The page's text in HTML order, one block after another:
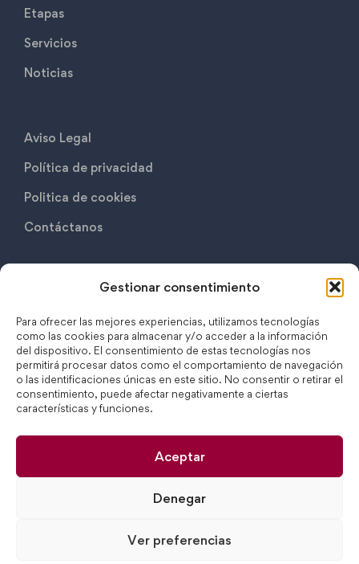
Gestionar consentimiento
Para ofrecer las mejores experiencias, utilizamos tecnologías
como las cookies para almacenar y/o acceder a la información
del dispositivo. El consentimiento de estas tecnologías nos
permitirá procesar datos como el comportamiento de navegación
o las identificaciones únicas en este sitio. No consentir o retirar el
consentimiento, puede afectar negativamente a ciertas
características y funciones.
Aceptar
Denegar
Ver preferencias
Etapas
Servicios
Noticias
Aviso Legal
Política de privacidad
Politica de cookies
Contáctanos
Contáctanos
C/ Monasterio de Oseira, 17B 28049 Madrid
(+34) 917 508 692
secretaria@c.csmb.es